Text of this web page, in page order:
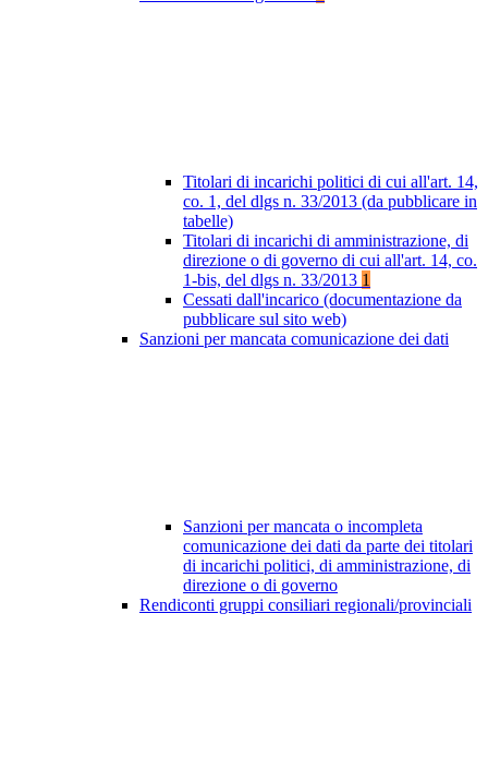
Titolari di incarichi politici di cui all'art. 14,
co. 1, del dlgs n. 33/2013 (da pubblicare in
tabelle)
Titolari di incarichi di amministrazione, di
direzione o di governo di cui all'art. 14, co.
1-bis, del dlgs n. 33/2013 1
Cessati dall'incarico (documentazione da
pubblicare sul sito web)
Sanzioni per mancata comunicazione dei dati
Sanzioni per mancata o incompleta
comunicazione dei dati da parte dei titolari
di incarichi politici, di amministrazione, di
direzione o di governo
Rendiconti gruppi consiliari regionali/provinciali